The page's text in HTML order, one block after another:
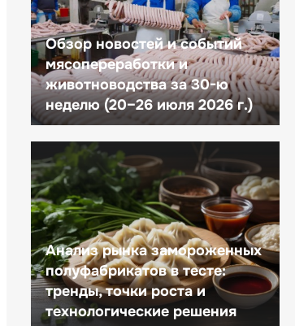
Обзор новостей и событий
мясопереработки и
животноводства за 30-ю
неделю (20–26 июля 2026 г.)
Анализ рынка замороженных
полуфабрикатов в тесте:
тренды, точки роста и
технологические решения